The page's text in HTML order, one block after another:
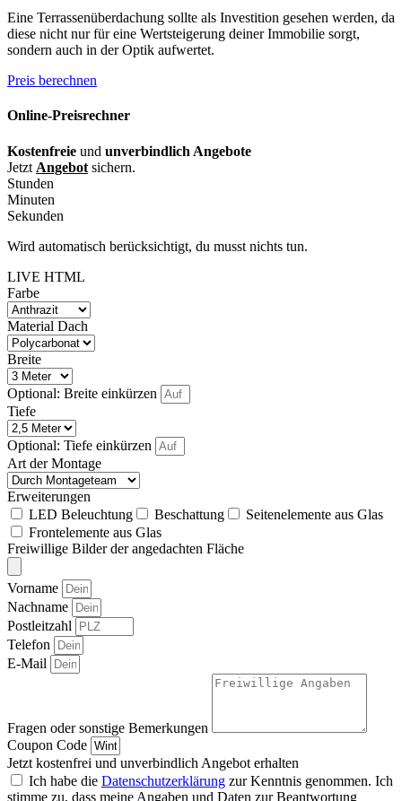
Eine Terrassenüberdachung sollte als Investition gesehen werden, da
diese nicht nur für eine Wertsteigerung deiner Immobilie sorgt,
sondern auch in der Optik aufwertet.
Preis berechnen
Online-Preisrechner
Kostenfreie und unverbindlich Angebote
Jetzt Angebot sichern.
Stunden
Minuten
Sekunden
Wird automatisch berücksichtigt, du musst nichts tun.
LIVE HTML
Farbe
Material Dach
Breite
Optional: Breite einkürzen
Tiefe
Optional: Tiefe einkürzen
Art der Montage
Erweiterungen
LED Beleuchtung
Beschattung
Seitenelemente aus Glas
Frontelemente aus Glas
Freiwillige Bilder der angedachten Fläche
Vorname
Nachname
Postleitzahl
Telefon
E-Mail
Fragen oder sonstige Bemerkungen
Coupon Code
Jetzt kostenfrei und unverbindlich Angebot erhalten
Ich habe die Datenschutzerklärung zur Kenntnis genommen. Ich
stimme zu, dass meine Angaben und Daten zur Beantwortung